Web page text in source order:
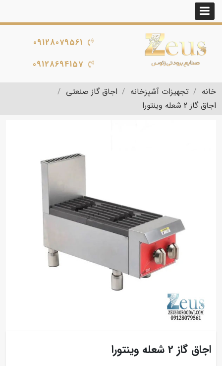
09128079561
09128694157
خانه تجهیزات آشپزخانه
اجاق گاز صنعتی
اجاق گاز 2 شعله وینتورا
اجاق گاز 2 شعله وینتورا